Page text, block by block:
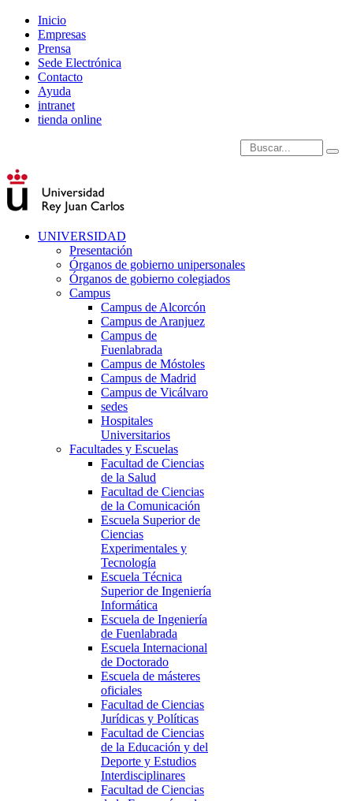
Inicio
Empresas
Prensa
Sede Electrónica
Contacto
Ayuda
intranet
tienda online
Introduce términos de
UNIVERSIDAD
Presentación
Órganos de gobierno unipersonales
Órganos de gobierno colegiados
Campus
Campus de Alcorcón
Campus de Aranjuez
Campus de
Fuenlabrada
Campus de Móstoles
Campus de Madrid
Campus de Vicálvaro
sedes
Hospitales
Universitarios
Facultades y Escuelas
Facultad de Ciencias
de la Salud
Facultad de Ciencias
de la Comunicación
Escuela Superior de
Ciencias
Experimentales y
Tecnología
Escuela Técnica
Superior de Ingeniería
Informática
Escuela de Ingeniería
de Fuenlabrada
Escuela Internacional
de Doctorado
Escuela de másteres
oficiales
Facultad de Ciencias
Jurídicas y Políticas
Facultad de Ciencias
de la Educación y del
Deporte y Estudios
Interdisciplinares
Facultad de Ciencias